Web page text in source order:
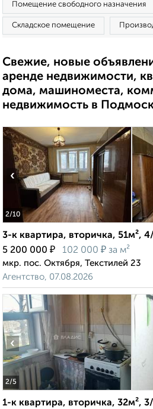
Помещение свободного назначения
Складское помещение
Свежие, новые
аренде недвижимости,
дома, машиноместа,
недвижимость в
2/10
‹
3-к квартира, вторичка, 51м²,
5 200 000 ₽ 102 000 ₽ за м²
мкр. пос. Октября, Текстилей 23
Агентство, 07.08.2026
2/5
‹
1-к квартира, вторичка, 32м²,